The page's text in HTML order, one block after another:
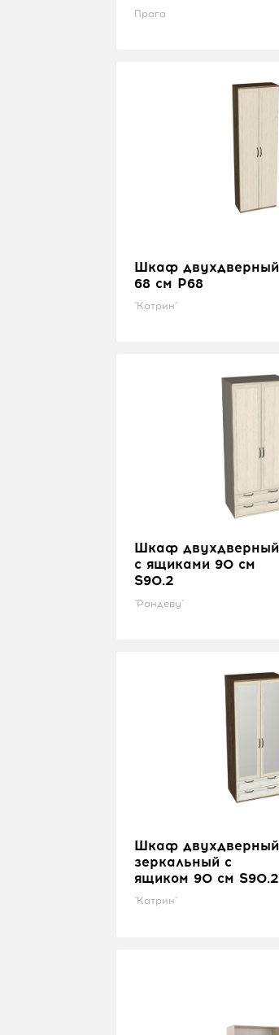
Прага
Шкаф двухдверный
68 см P68
"Катрин"
Шкаф двухдверный
с ящиками 90 см
S90.2
"Рандеву"
Шкаф двухдверный
зеркальный с
ящиком 90 см S90.2
"Катрин"